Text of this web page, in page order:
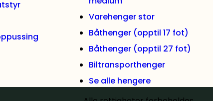
Varehenger stor
Båthenger (opptil 17 fot)
Båthenger (opptil 27 fot)
Biltransporthenger
Se alle hengere